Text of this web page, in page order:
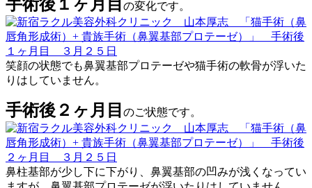
手術後１ヶ月目 の変化です。
笑顔の状態でも鼻翼基部プロテーゼや猫手術の軟骨が浮いた
りはしていません。
手術後２ヶ月目 のご状態です。
鼻柱基部が少し下に下がり、鼻翼基部の凹みが浅くなってい